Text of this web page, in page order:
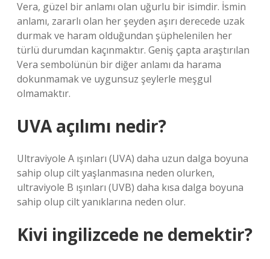
Vera, güzel bir anlamı olan uğurlu bir isimdir. İsmin
anlamı, zararlı olan her şeyden aşırı derecede uzak
durmak ve haram olduğundan şüphelenilen her
türlü durumdan kaçınmaktır. Geniş çapta araştırılan
Vera sembolünün bir diğer anlamı da harama
dokunmamak ve uygunsuz şeylerle meşgul
olmamaktır.
UVA açılımı nedir?
Ultraviyole A ışınları (UVA) daha uzun dalga boyuna
sahip olup cilt yaşlanmasına neden olurken,
ultraviyole B ışınları (UVB) daha kısa dalga boyuna
sahip olup cilt yanıklarına neden olur.
Kivi ingilizcede ne demektir?